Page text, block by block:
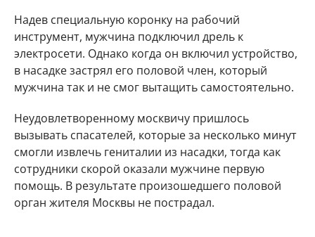
Надев специальную коронку на рабочий
инструмент, мужчина подключил дрель к
электросети. Однако когда он включил устройство,
в насадке застрял его половой член, который
мужчина так и не смог вытащить самостоятельно.
Неудовлетворенному москвичу пришлось
вызывать спасателей, которые за несколько минут
смогли извлечь гениталии из насадки, тогда как
сотрудники скорой оказали мужчине первую
помощь. В результате произошедшего половой
орган жителя Москвы не пострадал.